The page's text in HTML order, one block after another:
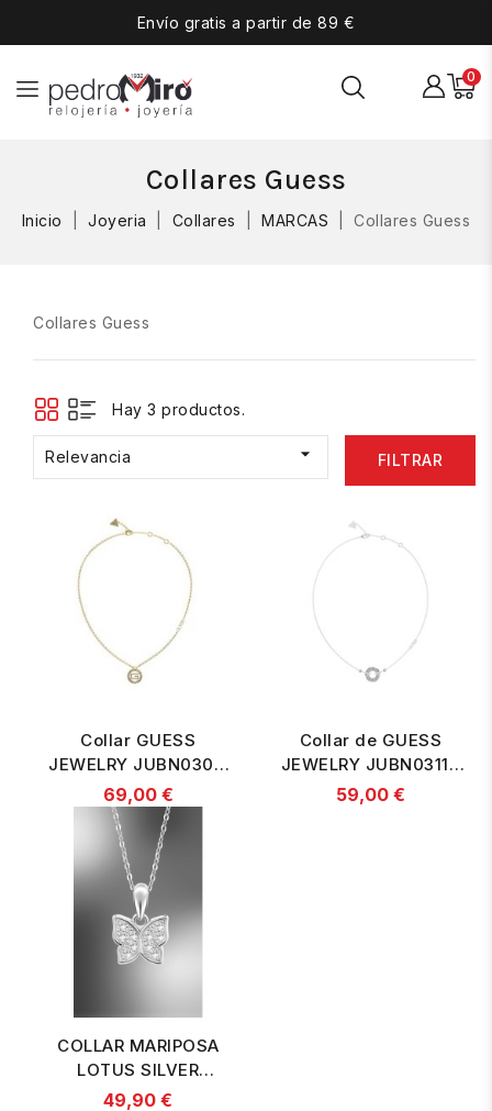
Envío gratis a partir de 89 €
0
Collares Guess
Inicio Joyeria Collares MARCAS Collares Guess
Collares Guess
Hay 3 productos.
Relevancia  FILTRAR
Collar GUESS
JEWELRY JUBN03011
acero anti alérgico
69,00 €
Collar de GUESS
JEWELRY JUBN03110
acero anti alérgico
59,00 €
COLLAR MARIPOSA
LOTUS SILVER
LP3051-1/1 PLATA,
49,90 €